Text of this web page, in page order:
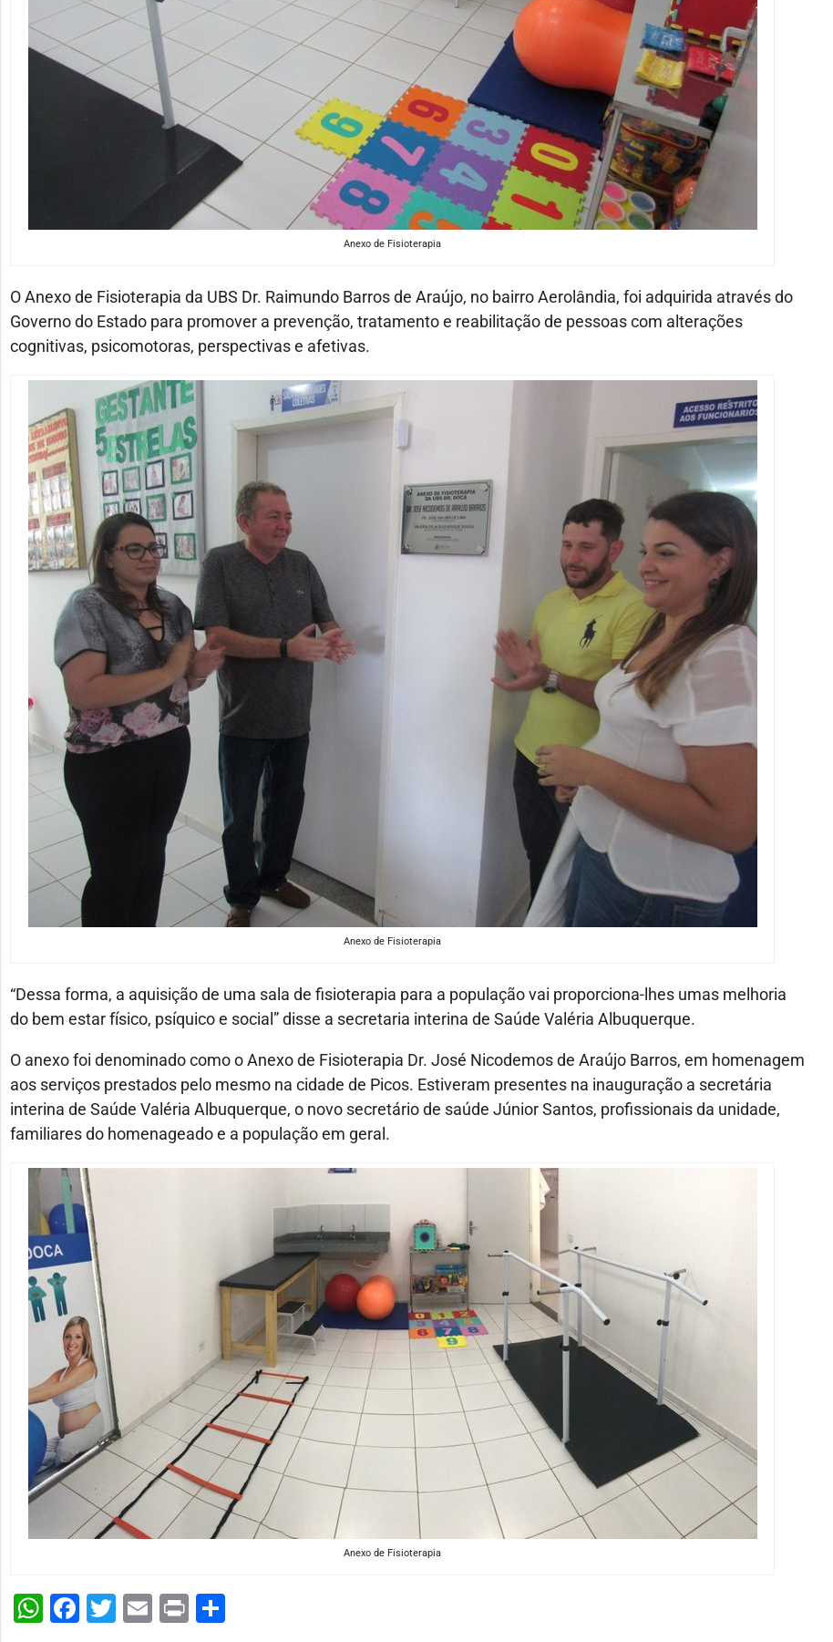
Anexo de Fisioterapia
O Anexo de Fisioterapia da UBS Dr. Raimundo Barros de Araújo, no bairro Aerolândia, foi adquirida através do
Governo do Estado para promover a prevenção, tratamento e reabilitação de pessoas com alterações
cognitivas, psicomotoras, perspectivas e afetivas.
Anexo de Fisioterapia
“Dessa forma, a aquisição de uma sala de fisioterapia para a população vai proporciona-lhes umas melhoria
do bem estar físico, psíquico e social” disse a secretaria interina de Saúde Valéria Albuquerque.
O anexo foi denominado como o Anexo de Fisioterapia Dr. José Nicodemos de Araújo Barros, em homenagem
aos serviços prestados pelo mesmo na cidade de Picos. Estiveram presentes na inauguração a secretária
interina de Saúde Valéria Albuquerque, o novo secretário de saúde Júnior Santos, profissionais da unidade,
familiares do homenageado e a população em geral.
Anexo de Fisioterapia
WhatsApp
Facebook
Twitter
Email
Print